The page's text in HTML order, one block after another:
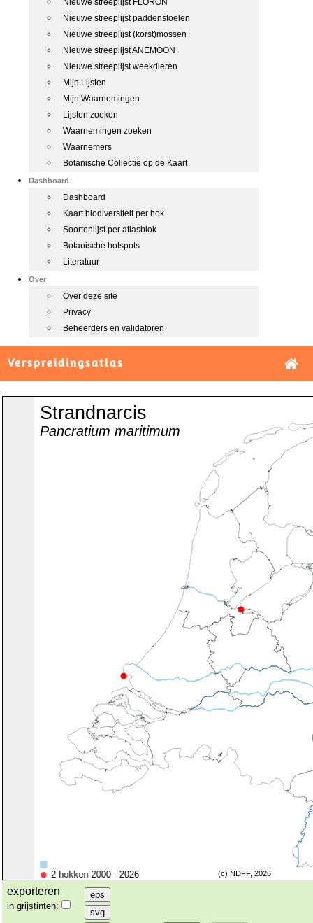
Nieuwe streeplijst FLORON
Nieuwe streeplijst paddenstoelen
Nieuwe streeplijst (korst)mossen
Nieuwe streeplijst ANEMOON
Nieuwe streeplijst weekdieren
Mijn Lijsten
Mijn Waarnemingen
Lijsten zoeken
Waarnemingen zoeken
Waarnemers
Botanische Collectie op de Kaart
Dashboard
Dashboard
Kaart biodiversiteit per hok
Soortenlijst per atlasblok
Botanische hotspots
Literatuur
Over
Over deze site
Privacy
Beheerders en validatoren
Verspreidingsatlas